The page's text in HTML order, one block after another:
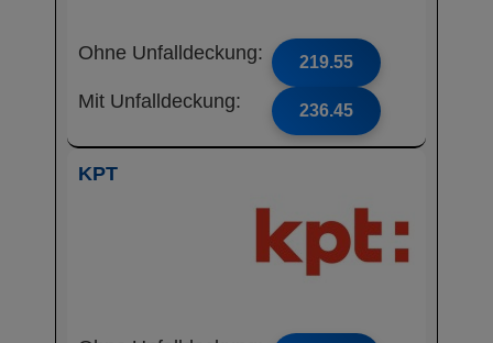
Ohne Unfalldeckung: 219.55
Mit Unfalldeckung: 236.45
KPT